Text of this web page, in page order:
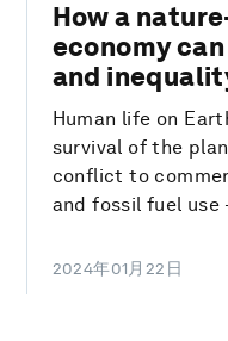
How a
economy
and
Human life on
survival of the
conflict to
and fossil fuel use
2024年01月22日